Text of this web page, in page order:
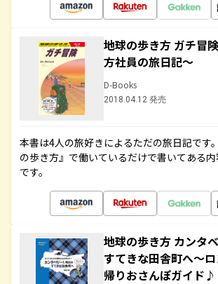
地球の歩き方 ガチ冒
方社員の旅日記～
D-Books
2018.04.12 発売
本書は4人の旅好きによるただの旅日記です
の歩き方』で働いているだけで書いてある
です。
地球の歩き方 カンタ
すてきな田舎町へ～
帰りおさんぽガイド♪